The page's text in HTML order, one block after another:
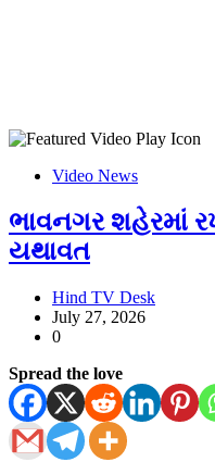
Video News
ભાવનગર શહેરમાં
યથાવત
Hind TV Desk
July 27, 2026
0
Spread the love